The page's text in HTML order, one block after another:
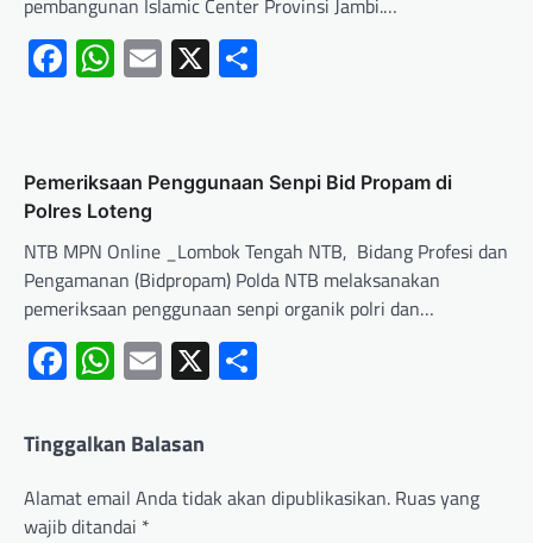
pembangunan Islamic Center Provinsi Jambi.…
Facebook
WhatsApp
Email
X
Pemeriksaan Penggunaan Senpi Bid Propam di
Polres Loteng
NTB MPN Online _Lombok Tengah NTB, Bidang Profesi dan
Pengamanan (Bidpropam) Polda NTB melaksanakan
pemeriksaan penggunaan senpi organik polri dan…
Facebook
WhatsApp
Email
X
Tinggalkan Balasan
Alamat email Anda tidak akan dipublikasikan. Ruas yang
wajib ditandai *